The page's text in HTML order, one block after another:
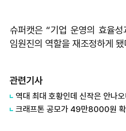
슈퍼캣은 “기업 운영의 효율
임원진의 역할을 재조정하게
관련기사